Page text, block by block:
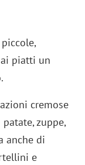
piatti un
cremose
zuppe,
anche di
e